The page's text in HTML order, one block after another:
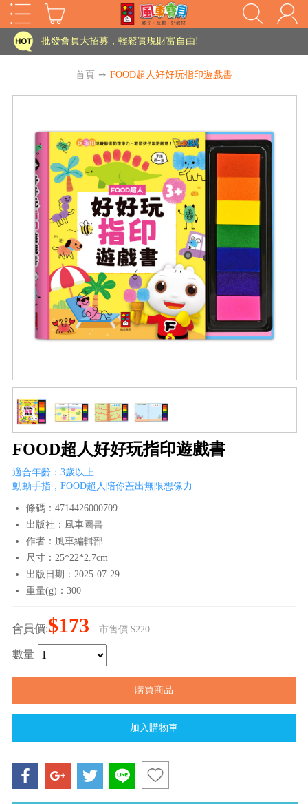
HOT
家長樂了!「風車書版集團暨FOOD超人企業總部」目前正興建中!
批發會員大招募，輕鬆實現財富自由!
老師您好!!幼教會員火熱招募中~
批發會員大招募，輕鬆實現財富自由!
老師您好!!幼教會員火熱招募中~
海外購物免煩惱！點我查看『海外購物流程說明』
首頁 ➙ FOOD超人好好玩指印遊戲書
FOOD超人好好玩指印遊戲書
適合年齡：3歲以上
動動手指，FOOD超人陪你蓋出無限想像力
條碼：4714426000709
出版社：風車圖書
作者：風車編輯部
尺寸：25*22*2.7cm
出版日期：2025-07-29
重量(g)：300
會員價:$173 市售價:$220
數量